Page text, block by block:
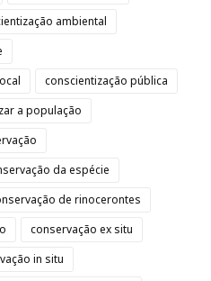
ambiental
conscientização pública
a população
da espécie
de rinocerontes
conservação ex situ
in situ